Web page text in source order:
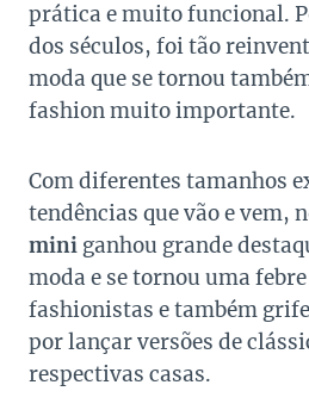
prática e muito funcional.
dos séculos, foi tão
moda que se tornou
fashion muito importante.
Com diferentes tamanhos
tendências que vão e vem,
mini ganhou grande
moda e se tornou uma
fashionistas e também
por lançar versões de
respectivas casas.